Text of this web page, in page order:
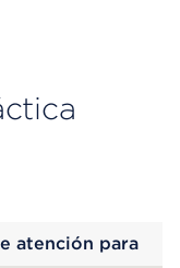
atención para